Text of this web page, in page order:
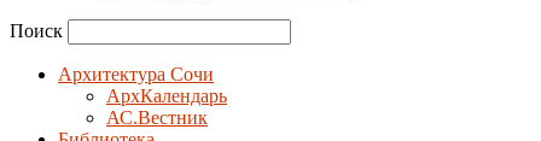
Поиск
Архитектура Сочи
АрхКалендарь
АС.Вестник